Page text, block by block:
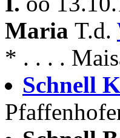
Maria T.d.
* . . . .
Schnell